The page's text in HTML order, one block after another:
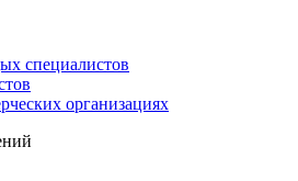
специалистов
организациях